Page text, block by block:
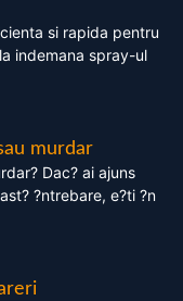
si rapida pentru
indemana spray-ul
murdar
Dac? ai ajuns
?ntrebare, e?ti ?n